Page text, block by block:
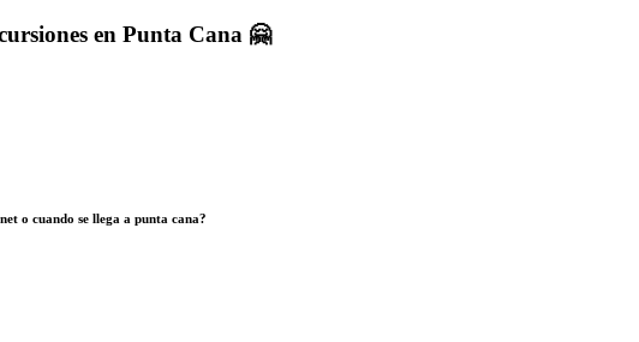
en Punta Cana 🤗
o cuando se llega a punta cana?